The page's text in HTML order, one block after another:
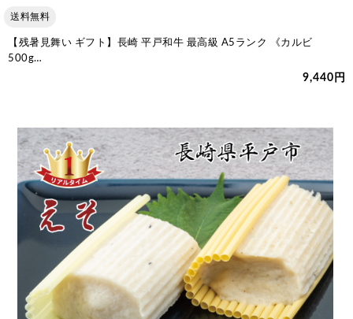
送料無料
【残暑見舞い ギフト】長崎 平戸和牛 最高級 A5ランク 《カルビ
500g…
9,440円